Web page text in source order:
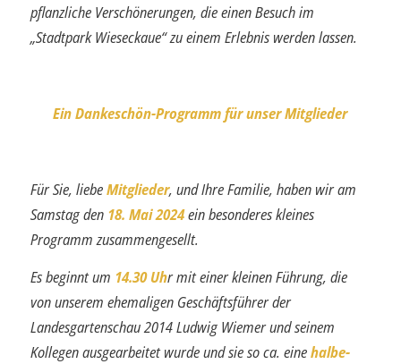
pflanzliche Verschönerungen, die einen Besuch im
„Stadtpark Wieseckaue“ zu einem Erlebnis werden lassen.
Ein Dankeschön-Programm für unser Mitglieder
Für Sie, liebeMitglieder, und Ihre Familie, haben wir am
Samstag den 18. Mai 2024ein besonderes kleines
Programm zusammengesellt.
Es beginnt um 14.30 Uhr mit einer kleinen Führung, die
von unserem ehemaligen Ge­schäftsführer der
Landesgartenschau 2014 Ludwig Wiemer und seinem
Kollegen aus­gearbeitet wurde und sie so ca. einehalbe-